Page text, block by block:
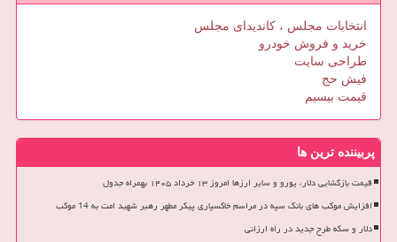
انتخابات مجلس ، کاندیدای مجلس
خرید و فروش خودرو
طراحی سایت
فیش حج
قیمت بیسیم
پربیننده ترین ها
قیمت بازگشایی دلار، یورو و سایر ارزها امروز ۱۳ خرداد ۱۴۰۵ بهمراه جدول
افزایش موکب های بانک سپه در مراسم خاکسپاری پیکر مطهر رهبر شهید امت به 14 موکب
دلار و سکه طرح جدید در راه ارزانی